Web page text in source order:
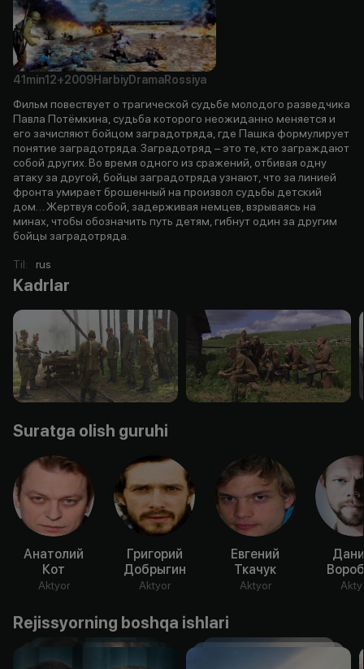
41min12+2009HarbiyDramaRossiya
Фильм повествует о трагической судьбе молодого разведчика
Павла Потёмкина, судьба которого неожиданно меняется и
его зачисляют бойцом заградотряда, где Пашка формулирует
понятие заградотряда. Заградотряд – это те, кто заграждают
собой других. Во время одного из сражений, отбивая одну
атаку за другой, бойцы заградотряда узнают, что за линией
фронта умирает брошенный на произвол судьбы детский
дом… Жертвуя собой, задерживая немцев, взрываясь на
минах, чтобы обозначить путь детям, гибнут один за другим
бойцы заградотряда.
Til: rus
Kadrlar
Suratga olish guruhi
Анатолий
Кот
Aktyor
Григорий
Добрыгин
Aktyor
Евгений
Ткачук
Aktyor
Rejissyorning boshqa ishlari